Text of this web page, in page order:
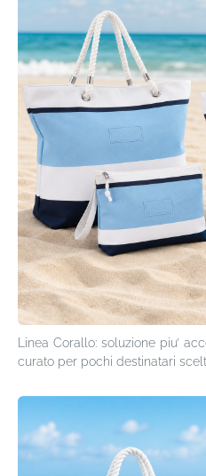
Linea Corallo: soluzione piu’
curato per pochi destinatari